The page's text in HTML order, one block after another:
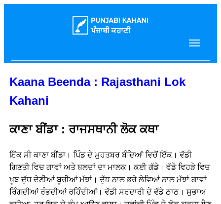
Kaana Beenda : Rajasthani Lok
Kahani
ਕਾਣਾ ਬੀਂਡਾ : ਰਾਜਸਥਾਨੀ ਲੋਕ ਕਥਾ
ਇੱਕ ਸੀ ਕਾਣਾ ਬੀਂਡਾ। ਪਿੰਡ ਦੇ ਮੁਹਤਬਰ ਬੰਦਿਆਂ ਵਿਚੋਂ ਇੱਕ। ਵੱਡੀ
ਗਿਣਤੀ ਵਿਚ ਗਾਵਾਂ ਅਤੇ ਬਲਦਾਂ ਦਾ ਮਾਲਕ। ਕਈ ਗੱਡੇ। ਵੱਡੇ ਵਿਹੜੇ ਵਿਚ
ਖੂਬ ਦੁੱਧ ਦੇਣੀਆਂ ਬੂਰੀਆਂ ਮੱਝਾਂ। ਦੁੱਧ ਨਾਲ ਭਰੇ ਲੇਵਿਆਂ ਨਾਲ ਮੱਝਾਂ ਗਾਵਾਂ
ਰਿੰਗਦੀਆਂ ਰੰਭਦੀਆਂ ਰਹਿੰਦੀਆਂ। ਵੱਡੀ ਸਰਦਾਰੀ ਦੇ ਵੱਡੇ ਠਾਠ। ਸੁਭਾਅ